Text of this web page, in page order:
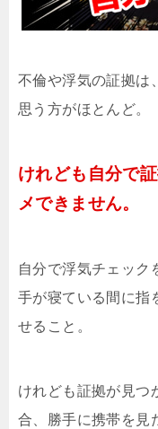
不倫や浮気の証拠は
思う方がほとんど。
けれども自分で
メできません。
自分で浮気チェック
手が寝ている間に指
せること。
けれども証拠が見つ
合、勝手に携帯を見